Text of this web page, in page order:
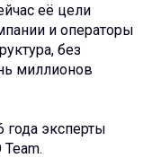
её цели
и операторы
без
миллионов
года эксперты